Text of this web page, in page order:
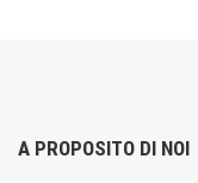
A PROPOSITO DI NOI